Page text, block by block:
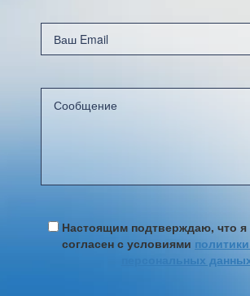
Настоящим подтверждаю, что я
согласен с условиями
персональных